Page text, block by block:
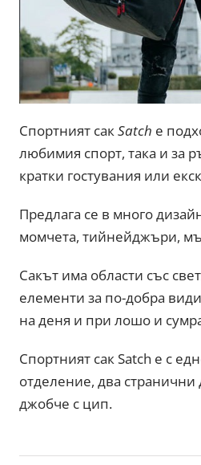
Спортният сакSatch е
любимия спорт, така и за
кратки гостувания или
Предлага се в много
момчета, тийнейджъри,
Сакът има области със
елементи за по-добра
на деня и при лошо и
Спортният сак Satch е с
отделение, два
джобче с цип.